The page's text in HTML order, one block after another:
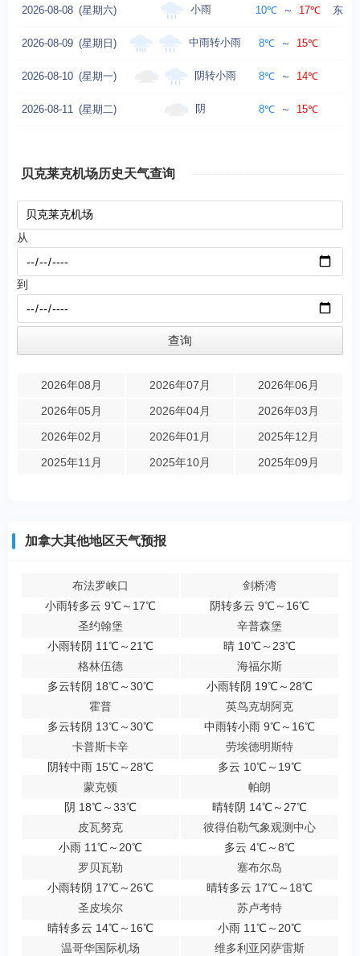
2026-08-08 (星期六) 小雨 10℃ ～ 17℃ 东北
2026-08-09 (星期日) 中雨转小雨 8℃ ～ 15℃
2026-08-10 (星期一) 阴转小雨 8℃ ～ 14℃
2026-08-11 (星期二) 阴 8℃ ～ 15℃
贝克莱克机场历史天气查询
从
到
2026年08月 2026年07月
2026年06月
2026年05月
2026年04月
2026年03月
2026年02月
2026年01月
2025年12月
2025年11月
2025年10月 2025年09月
加拿大其他地区天气预报
布法罗峡口
小雨转多云 9℃～17℃
剑桥湾
阴转多云 9℃～16℃
圣约翰堡
小雨转阴 11℃～21℃
辛普森堡
晴 10℃～23℃
格林伍德
多云转阴 18℃～30℃
海福尔斯
小雨转阴 19℃～28℃
霍普
多云转阴 13℃～30℃
英鸟克胡阿克
中雨转小雨 9℃～16℃
卡普斯卡辛
阴转中雨 15℃～28℃
劳埃德明斯特
多云 10℃～19℃
蒙克顿
阴 18℃～33℃
帕朗
晴转阴 14℃～27℃
皮瓦努克
小雨 11℃～20℃
彼得伯勒气象观测中心
多云 4℃～8℃
罗贝瓦勒
小雨转阴 17℃～26℃
塞布尔岛
晴转多云 17℃～18℃
圣皮埃尔
晴转多云 14℃～16℃
苏卢考特
小雨 11℃～20℃
温哥华国际机场
维多利亚冈萨雷斯